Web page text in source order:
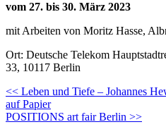
vom 27. bis 30. März 2023
mit Arbeiten von Moritz Hasse,
Ort: Deutsche Telekom
33, 10117 Berlin
Continue
Reading
<< Leben und Tiefe – Johannes
auf Papier
POSITIONS art fair Berlin >>